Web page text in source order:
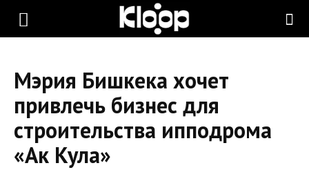
KLOOP.KG
Новости
Мэрия Бишкека хочет
привлечь бизнес для
строительства ипподрома
«Ак Кула»